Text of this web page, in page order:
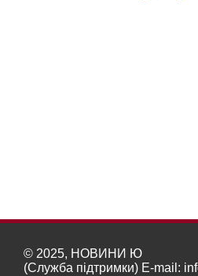
© 2025, НОВИНИ Ю
(Служба підтримки) E-mail: